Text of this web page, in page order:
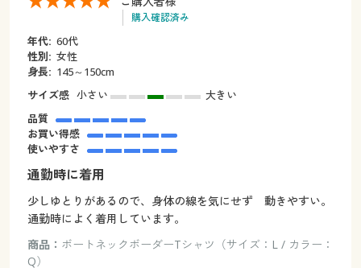
購入確認済み
年代: 60代
性別: 女性
身長: 145～150cm
サイズ感 小さい
大きい
品質
お買い得感
使いやすさ
通勤時に着用
少しゆとりがあるので、身体の線を気にせず 動きやすい。
通勤時によく着用しています。
商品： ボートネックボーダーTシャツ（サイズ：L / カラー：
Q）